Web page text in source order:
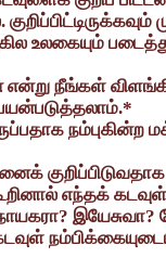
உலகையும்
என்று நீங்கள்
நம்புகின்ற
எந்தக் கடவுள்
? இயேசுவா?